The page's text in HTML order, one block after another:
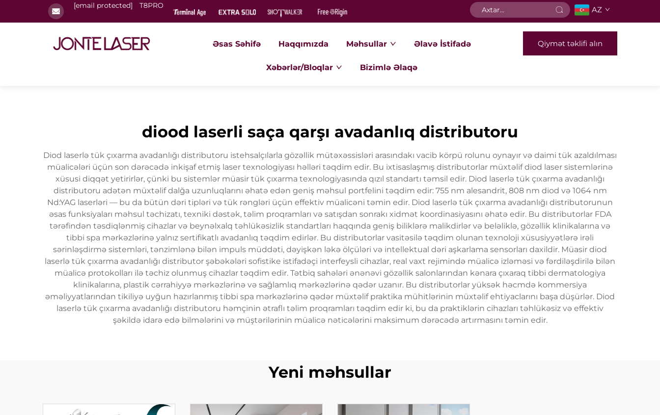
[email protected] T8PRO AZ
Əsas Səhifə Haqqımızda Məhsullar Əlavə İstifadə
Xəbərlər/Bloqlar Bizimlə Əlaqə
Qiymət təklifi alın
diood laserli saça qarşı avadanlıq distributoru
Diod laserlə tük çıxarma avadanlığı distributoru istehsalçılarla gözəllik mütəxəssisləri arasındakı vacib körpü rolunu oynayır və daimi tük azaldılması
müalicələri üçün son dərəcədə inkişaf etmiş laser texnologiyası həlləri təqdim edir. Bu ixtisaslaşmış distributorlar müxtəlif diod laser sistemlərinə
xüsusi diqqət yetirirlər, çünki bu sistemlər müasir tük çıxarma texnologiyasında qızıl standartı təmsil edir. Diod laserlə tük çıxarma avadanlığı
distributoru adətən müxtəlif dalğa uzunluqlarını əhatə edən geniş məhsul portfelini təqdim edir: 755 nm alesandrit, 808 nm diod və 1064 nm
Nd:YAG laserləri — bu da bütün dəri tipləri və tük rəngləri üçün effektiv müalicəni təmin edir. Diod laserlə tük çıxarma avadanlığı distributorunun
əsas funksiyaları məhsul təchizatı, texniki dəstək, təlim proqramları və satışdan sonrakı xidmət koordinasiyasını əhatə edir. Bu distributorlar FDA
tərəfindən təsdiqlənmiş cihazlar və beynəlxalq təhlükəsizlik standartları haqqında geniş biliklərə malikdirlər və beləliklə, gözəllik klinikalarına və
tibbi spa mərkəzlərinə yalnız sertifikatlı avadanlıq təqdim edirlər. Bu distributorlar vasitəsilə təqdim olunan texnoloji xüsusiyyətlərə irəli
sərinləşdirmə sistemləri, tənzimlənə bilən impuls müddəti, dəyişkən ləkə ölçüləri və intellektual dəri aşkarlama sensorları daxildir. Müasir diod
laserlə tük çıxarma avadanlığı distributor şəbəkələri sofistike istifadəçi interfeysli cihazlar, real vaxt rejimində müalicə izləməsi və fərdiləşdirilə bilən
müalicə protokolları ilə təchiz olunmuş cihazlar təqdim edir. Tətbiq sahələri ənənəvi gözəllik salonlarından kənara çıxaraq tibbi dermatologiya
klinikalarına, plastik cərrahiyyə mərkəzlərinə və sağlamlıq mərkəzlərinə qədər uzanır. Bu distributorlar yüksək həcmdə kommersiya
əməliyyatlarından tikiliyə uyğun hazırlanmış tibbi spa mərkəzlərinə qədər müxtəlif praktika mühitlərinin müxtəlif ehtiyaclarını başa düşürlər. Diod
laserlə tük çıxarma avadanlığı distributoru həmçinin ətraflı təlim proqramları təqdim edir ki, bu da praktiklərin cihazları təhlükəsiz və effektiv
şəkildə idarə edə bilmələrini və müştərilərinin müalicə nəticələrini maksimum dərəcədə artırmasını təmin edir.
Yeni məhsullar